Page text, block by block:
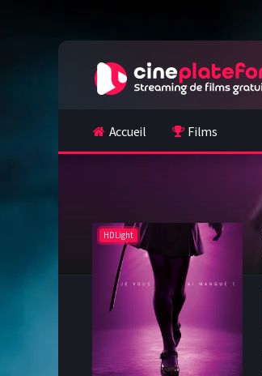
Accueil Films
HDLight